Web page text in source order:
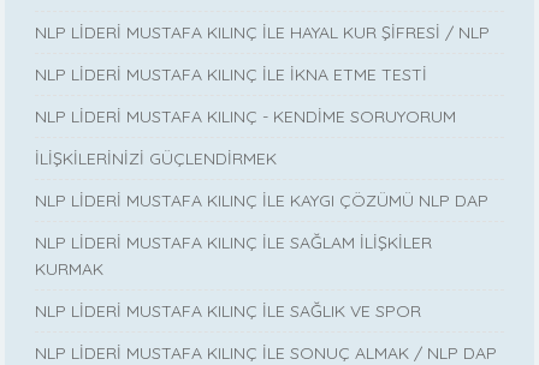
NLP LİDERİ MUSTAFA KILINÇ İLE HAYAL KUR ŞİFRESİ / NLP
NLP LİDERİ MUSTAFA KILINÇ İLE İKNA ETME TESTİ
NLP LİDERİ MUSTAFA KILINÇ - KENDİME SORUYORUM
İLİŞKİLERİNİZİ GÜÇLENDİRMEK
NLP LİDERİ MUSTAFA KILINÇ İLE KAYGI ÇÖZÜMÜ NLP DAP
NLP LİDERİ MUSTAFA KILINÇ İLE SAĞLAM İLİŞKİLER
KURMAK
NLP LİDERİ MUSTAFA KILINÇ İLE SAĞLIK VE SPOR
NLP LİDERİ MUSTAFA KILINÇ İLE SONUÇ ALMAK / NLP DAP